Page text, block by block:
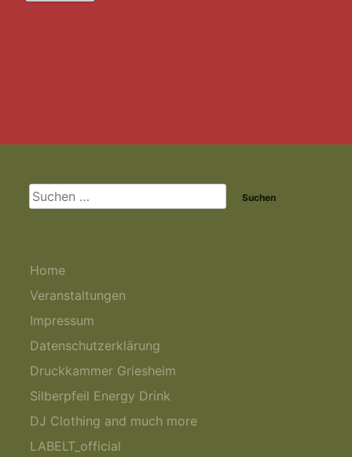
Suchen
nach:
Home
Veranstaltungen
Impressum
Datenschutzerklärung
Druckkammer Griesheim
Silberpfeil Energy Drink
DJ Clothing and much more
LABELT_official